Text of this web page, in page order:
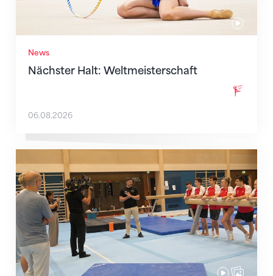
News
Nächster Halt: Weltmeisterschaft
06.08.2026
Mit klaren Zielen nach Zagreb